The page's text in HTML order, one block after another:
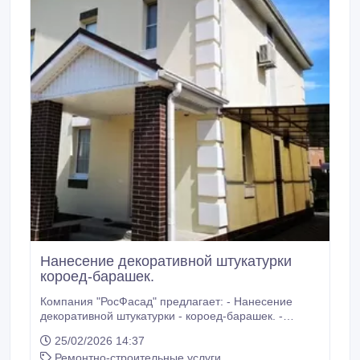
Нанесение декоративной штукатурки
короед-барашек.
Компания "РосФасад" предлагает: - Нанесение
декоративной штукатурки - короед-барашек. -
штукатурки: барашек, короед, дождик) -
25/02/2026 14:37